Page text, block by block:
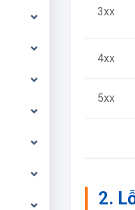
3xx
4xx
5xx
2.